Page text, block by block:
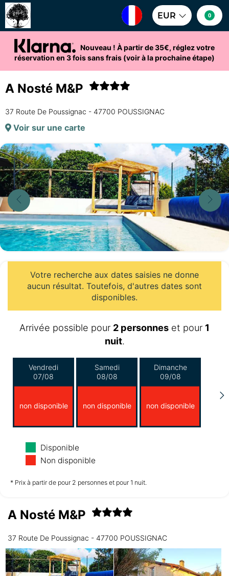
EUR 0
Nouveau ! À partir de 35€, réglez votre
réservation en 3 fois sans frais (voir à la prochaine étape)
A Nosté M&P
37 Route De Poussignac - 47700 POUSSIGNAC
Voir sur une carte
Votre recherche aux dates saisies ne donne
aucun résultat. Toutefois, d'autres dates sont
disponibles.
Arrivée possible pour 2 personnes et pour 1
nuit.
Vendredi
07/08
non disponible
Samedi
08/08
non disponible
Dimanche
09/08
non disponible
Lundi
10/08
non disponible non disponible
Jeudi
non disponible
Disponible
Non disponible
* Prix à partir de pour 2 personnes et pour 1 nuit.
A Nosté M&P
37 Route De Poussignac - 47700 POUSSIGNAC